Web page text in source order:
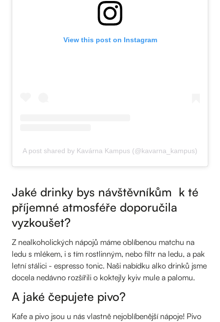
View this post on Instagram
A post shared by Kavárna Kampus (@kavarna_kampus)
Jaké drinky bys návštěvníkům k té
příjemné atmosféře doporučila
vyzkoušet?
Z nealkoholických nápojů máme oblíbenou matchu na
ledu s mlékem, i s tím rostlinným, nebo filtr na ledu, a pak
letní stálici - espresso tonic. Naši nabídku alko drinků jsme
docela nedávno rozšířili o koktejly kyiv mule a palomu.
A jaké čepujete pivo?
Kafe a pivo jsou u nás vlastně nejoblíbenější nápoje! Pivo